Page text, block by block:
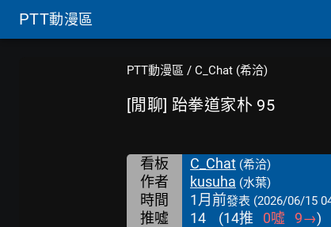
PTT動漫區
PTT動漫區 / C_Chat (希洽)
[閒聊] 跆拳道家朴 95
看板 C_Chat (希洽)
作者 kusuha (水葉)
時間 1月前發表 (2026/06/15
推噓 14 (14推 0噓 9→)